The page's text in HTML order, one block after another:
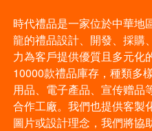
時代禮品是一家位於中華地
龍的禮品設計、開發、採購
力為客戶提供優質且多元化
10000款禮品庫存，種類多
用品、電子產品、宣传赠品
合作工廠。我們也提供客製
圖片或設計理念，我們將協